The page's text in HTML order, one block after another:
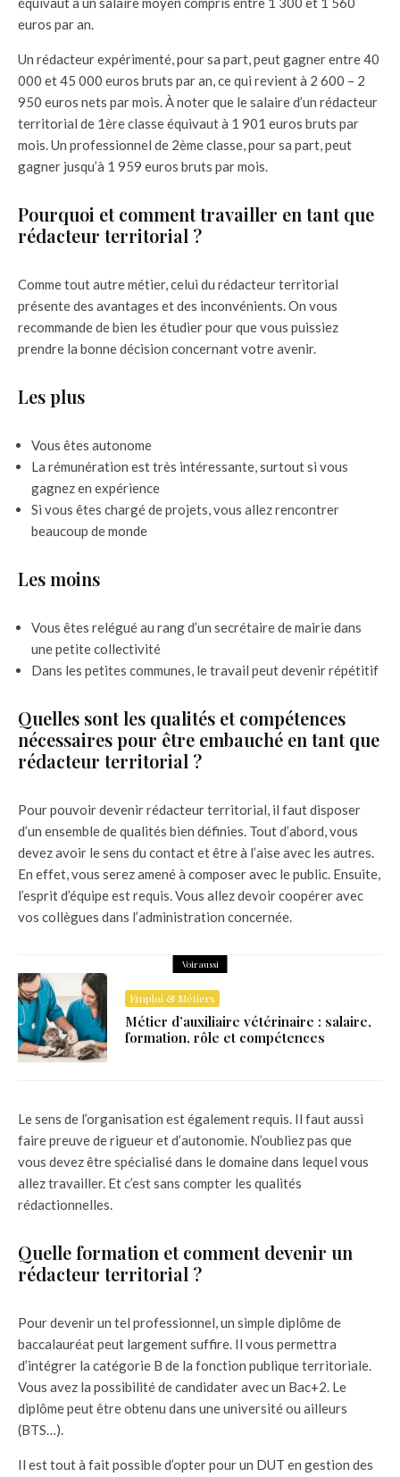
euros par an.
Un rédacteur expérimenté, pour sa part, peut gagner entre 40
000 et 45 000 euros bruts par an, ce qui revient à 2 600 – 2
950 euros nets par mois. À noter que le salaire d’un rédacteur
territorial de 1ère classe équivaut à 1 901 euros bruts par
mois. Un professionnel de 2ème classe, pour sa part, peut
gagner jusqu’à 1 959 euros bruts par mois.
Pourquoi et comment travailler en tant que
rédacteur territorial ?
Comme tout autre métier, celui du rédacteur territorial
présente des avantages et des inconvénients. On vous
recommande de bien les étudier pour que vous puissiez
prendre la bonne décision concernant votre avenir.
Les plus
Vous êtes autonome
La rémunération est très intéressante, surtout si vous
gagnez en expérience
Si vous êtes chargé de projets, vous allez rencontrer
beaucoup de monde
Les moins
Vous êtes relégué au rang d’un secrétaire de mairie dans
une petite collectivité
Dans les petites communes, le travail peut devenir répétitif
Quelles sont les qualités et compétences
nécessaires pour être embauché en tant que
rédacteur territorial ?
Pour pouvoir devenir rédacteur territorial, il faut disposer
d’un ensemble de qualités bien définies. Tout d’abord, vous
devez avoir le sens du contact et être à l’aise avec les autres.
En effet, vous serez amené à composer avec le public. Ensuite,
l’esprit d’équipe est requis. Vous allez devoir coopérer avec
vos collègues dans l’administration concernée.
Voir aussi
Emploi & Métiers
Métier d’auxiliaire vétérinaire : salaire,
formation, rôle et compétences
Le sens de l’organisation est également requis. Il faut aussi
faire preuve de rigueur et d’autonomie. N’oubliez pas que
vous devez être spécialisé dans le domaine dans lequel vous
allez travailler. Et c’est sans compter les qualités
rédactionnelles.
Quelle formation et comment devenir un
rédacteur territorial ?
Pour devenir un tel professionnel, un simple diplôme de
baccalauréat peut largement suffire. Il vous permettra
d’intégrer la catégorie B de la fonction publique territoriale.
Vous avez la possibilité de candidater avec un Bac+2. Le
diplôme peut être obtenu dans une université ou ailleurs
(BTS…).
Il est tout à fait possible d’opter pour un DUT en gestion des